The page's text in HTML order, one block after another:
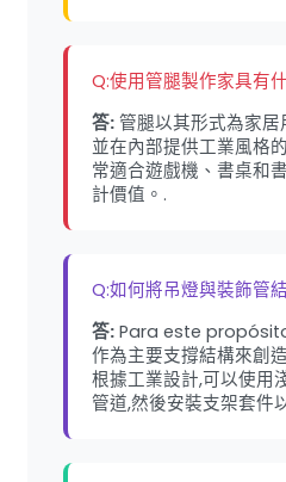
Q:使用管腿製作家具有
答:管腿以其形式為家居
並在內部提供工業風格
常適合遊戲機、書桌和
計價值。.
Q:如何將吊燈與裝飾管
答:Para este
作為主要支撐結構來創
根據工業設計,可以使用
管道,然後安裝支架套件